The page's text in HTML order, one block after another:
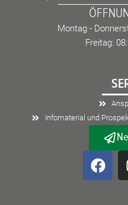
Montag -
Freitag:
Infomaterial und
F
a